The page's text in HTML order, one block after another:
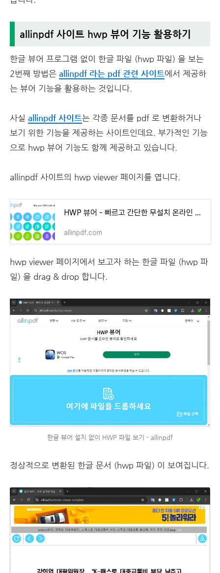
allinpdf 사이트 hwp 뷰어 기능 활용하기
한글 뷰어 프로그램 없이 한글 파일 (hwp 파일) 을 보는
2번째 방법은 allinpdf 라는 pdf 관련 사이트에서 제공하
는 뷰어 기능을 활용하는 것입니다.
사실 allinpdf 사이트는 각종 문서를 pdf 로 변환하거나
보기 위한 기능을 제공하는 사이트인데요. 부가적인 기능
으로 hwp 뷰어 기능도 함께 제공하고 있습니다.
allinpdf 사이트의 hwp viewer 페이지를 엽니다.
HWP 뷰어 - 빠르고 간단한 무설치 온라인 한글 뷰어
allinpdf.com
hwp viewer 페이지에서 보고자 하는 한글 파일 (hwp 파
일) 을 drag & drop 합니다.
한글 뷰어 설치 없이 HWP 파일 보기 - allinpdf
정상적으로 변환된 한글 문서 (hwp 파일) 이 보여집니다.